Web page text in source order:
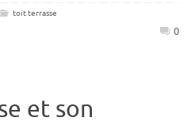
toit terrasse
0
et son